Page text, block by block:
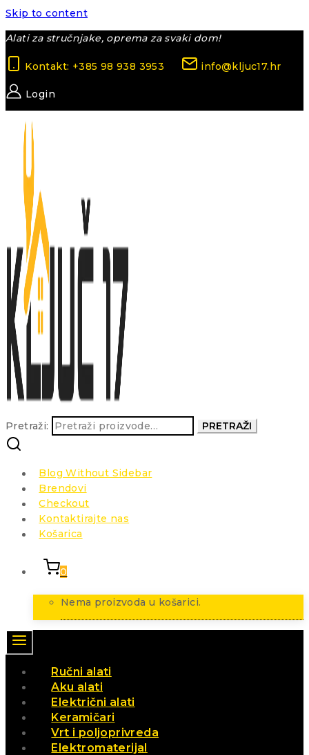
Skip to content
Alati za stručnjake, oprema za svaki dom!
Kontakt: +385 98 938 3953 info@kljuc17.hr
Login
Pretraži: PRETRAŽI
Blog Without Sidebar
Brendovi
Checkout
Kontaktirajte nas
Košarica
0
Nema proizvoda u košarici.
Ručni alati
Aku alati
Električni alati
Keramičari
Vrt i poljoprivreda
Elektromaterijal